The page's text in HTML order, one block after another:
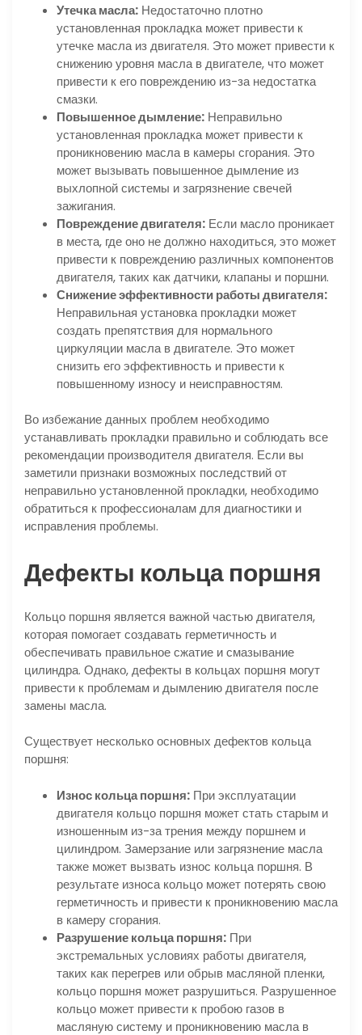
Утечка масла: Недостаточно плотно
установленная прокладка может привести к
утечке масла из двигателя. Это может привести к
снижению уровня масла в двигателе, что может
привести к его повреждению из-за недостатка
смазки.
Повышенное дымление: Неправильно
установленная прокладка может привести к
проникновению масла в камеры сгорания. Это
может вызывать повышенное дымление из
выхлопной системы и загрязнение свечей
зажигания.
Повреждение двигателя: Если масло проникает
в места, где оно не должно находиться, это может
привести к повреждению различных компонентов
двигателя, таких как датчики, клапаны и поршни.
Снижение эффективности работы двигателя:
Неправильная установка прокладки может
создать препятствия для нормального
циркуляции масла в двигателе. Это может
снизить его эффективность и привести к
повышенному износу и неисправностям.
Во избежание данных проблем необходимо
устанавливать прокладки правильно и соблюдать все
рекомендации производителя двигателя. Если вы
заметили признаки возможных последствий от
неправильно установленной прокладки, необходимо
обратиться к профессионалам для диагностики и
исправления проблемы.
Дефекты кольца поршня
Кольцо поршня является важной частью двигателя,
которая помогает создавать герметичность и
обеспечивать правильное сжатие и смазывание
цилиндра. Однако, дефекты в кольцах поршня могут
привести к проблемам и дымлению двигателя после
замены масла.
Существует несколько основных дефектов кольца
поршня:
Износ кольца поршня: При эксплуатации
двигателя кольцо поршня может стать старым и
изношенным из-за трения между поршнем и
цилиндром. Замерзание или загрязнение масла
также может вызвать износ кольца поршня. В
результате износа кольцо может потерять свою
герметичность и привести к проникновению масла
в камеру сгорания.
Разрушение кольца поршня: При
экстремальных условиях работы двигателя,
таких как перегрев или обрыв масляной пленки,
кольцо поршня может разрушиться. Разрушенное
кольцо может привести к пробою газов в
масляную систему и проникновению масла в